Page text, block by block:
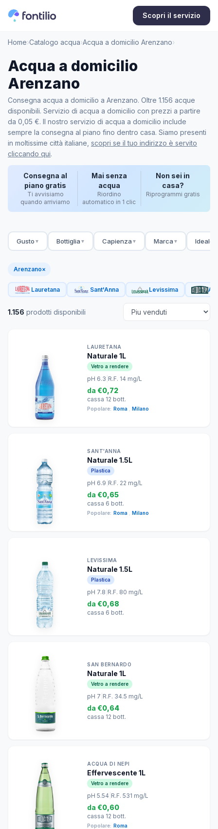
Scopri il servizio
Home›Catalogo acqua›Acqua a domicilio Arenzano›
Acqua a domicilio
Arenzano
Consegna acqua a domicilio a Arenzano. Oltre 1.156 acque
disponibili. Servizio di acqua a domicilio con prezzi a partire
da 0,05 €. Il nostro servizio di acqua a domicilio include
sempre la consegna al piano fino dentro casa. Siamo presenti
in moltissime città italiane, scopri se il tuo indirizzo è servito
cliccando qui.
Consegna al
piano gratis
Ti avvisiamo
quando arriviamo
Mai senza
acqua
Riordino
automatico in 1 clic
Non sei in
casa?
Riprogrammi gratis
Gusto ▼ Bottiglia ▼ Capienza ▼ Marca ▼ Ideale
Arenzano×
Lauretana Sant'Anna Levissima
1.156 prodotti disponibili
LAURETANA
Naturale 1L
Vetro a rendere
pH 6.3 R.F. 14 mg/L
da €0,72
cassa 12 bott.
Popolare: Roma Milano
SANT'ANNA
Naturale 1.5L
Plastica
pH 6.9 R.F. 22 mg/L
da €0,65
cassa 6 bott.
Popolare: Roma Milano
LEVISSIMA
Naturale 1.5L
Plastica
pH 7.8 R.F. 80 mg/L
da €0,68
cassa 6 bott.
SAN BERNARDO
Naturale 1L
Vetro a rendere
pH 7 R.F. 34.5 mg/L
da €0,64
cassa 12 bott.
ACQUA DI NEPI
Effervescente 1L
Vetro a rendere
pH 5.54 R.F. 531 mg/L
da €0,60
cassa 12 bott.
Popolare: Roma